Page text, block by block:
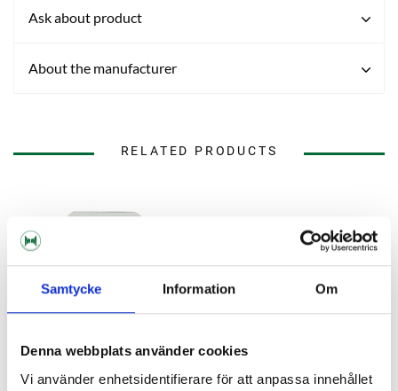
Samtycke Information Om
Denna webbplats använder cookies
Vi använder enhetsidentifierare för att anpassa innehållet
Ask about product
About the manufacturer
RELATED PRODUCTS